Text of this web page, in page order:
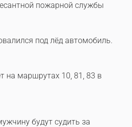
пожарной службы
под лёд автомобиль.
на маршрутах 10, 81, 83 в
будут судить за